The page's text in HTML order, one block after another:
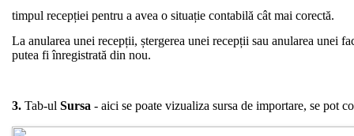
timpul recepției pentru a avea o situație contabilă cât mai corectă.
La anularea unei recepții, ștergerea unei recepții sau anularea unei
putea fi înregistrată din nou.
3. Tab-ul Sursa - aici se poate vizualiza sursa de importare, se pot